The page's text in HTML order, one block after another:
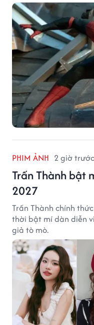
trình thăng hạng
một thập kỷ gắn bó
PHIM ẢNH 2 giờ trước
Trấn Thành bật
2027
Trấn Thành chính
thời bật mí dàn diễn
giả tò mò.